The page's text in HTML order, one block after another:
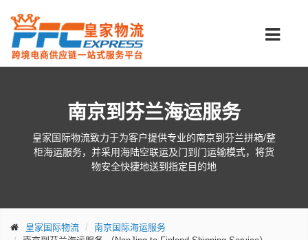
南京到芬兰海运服务
皇家国际物流致力于为客户提供专业的南京到芬兰拼箱/整
柜海运服务，并采用海陆空联运及门到门运输模式，将货
物安全快捷地送到指定目的地
皇家国际物流
南京国际海运服务